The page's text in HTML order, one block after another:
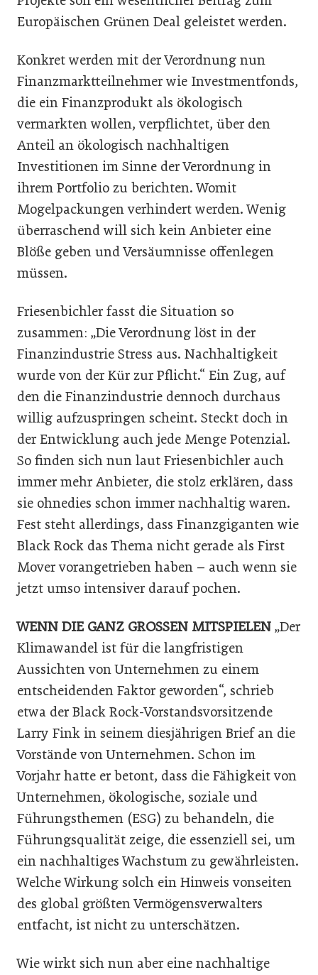
Europäischen Grünen Deal geleistet werden.
Konkret werden mit der Verordnung nun
Finanzmarktteilnehmer wie Investmentfonds,
die ein Finanzprodukt als ökologisch
vermarkten wollen, verpflichtet, über den
Anteil an ökologisch nachhaltigen
Investitionen im Sinne der Verordnung in
ihrem Portfolio zu berichten. Womit
Mogelpackungen verhindert werden. Wenig
überraschend will sich kein Anbieter eine
Blöße geben und Versäumnisse offenlegen
müssen.
Friesenbichler fasst die Situation so
zusammen: „Die Verordnung löst in der
Finanzindustrie Stress aus. Nachhaltigkeit
wurde von der Kür zur Pflicht.“ Ein Zug, auf
den die Finanzindustrie dennoch durchaus
willig aufzuspringen scheint. Steckt doch in
der Entwicklung auch jede Menge Potenzial.
So finden sich nun laut Friesenbichler auch
immer mehr Anbieter, die stolz erklären, dass
sie ohnedies schon immer nachhaltig waren.
Fest steht allerdings, dass Finanzgiganten wie
Black Rock das Thema nicht gerade als First
Mover vorangetrieben haben – auch wenn sie
jetzt umso intensiver darauf pochen.
WENN DIE GANZ GROSSEN MITSPIELEN „Der
Klimawandel ist für die langfristigen
Aussichten von Unternehmen zu einem
entscheidenden Faktor geworden“, schrieb
etwa der Black Rock-Vorstandsvorsitzende
Larry Fink in seinem diesjährigen Brief an die
Vorstände von Unternehmen. Schon im
Vorjahr hatte er betont, dass die Fähigkeit von
Unternehmen, ökologische, soziale und
Führungsthemen (ESG) zu behandeln, die
Führungsqualität zeige, die essenziell sei, um
ein nachhaltiges Wachstum zu gewährleisten.
Welche Wirkung solch ein Hinweis vonseiten
des global größten Vermögensverwalters
entfacht, ist nicht zu unterschätzen.
Wie wirkt sich nun aber eine nachhaltige